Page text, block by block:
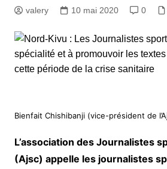
valery 10 mai 2020 0
Bienfait Chishibanji (vice-président de
L’association des Journalistes
(Ajsc) appelle les journalistes